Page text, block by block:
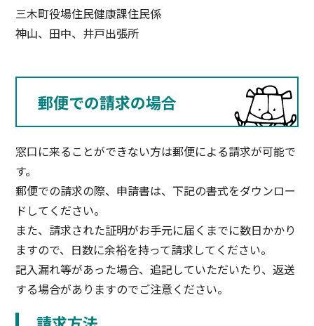
三木町役場住民健康課住民係
神山、田中、井戸出張所
郵便での請求の場合
窓口に来ることができない方は郵便による請求が可能で
す。
郵便での請求の際、申請書は、下記の書式をダウンロー
ドしてください。
また、請求された証明がお手元に届くまでに数日かかり
ますので、日数に余裕を持って請求してください。
記入漏れ等があった場合、追記していただいたり、返送
する場合がありますのでご注意ください。